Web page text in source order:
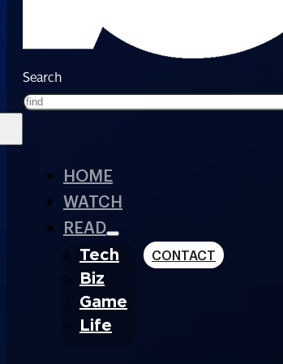
Search
HOME
WATCH
READ
Tech
Biz
Game
Life
CONTACT